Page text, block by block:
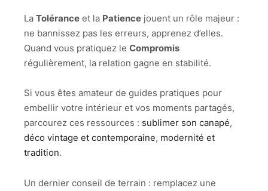
La Tolérance et la Patience jouent un rôle majeur :
ne bannissez pas les erreurs, apprenez d’elles.
Quand vous pratiquez le Compromis
régulièrement, la relation gagne en stabilité.
Si vous êtes amateur de guides pratiques pour
embellir votre intérieur et vos moments partagés,
parcourez ces ressources : sublimer son canapé,
déco vintage et contemporaine, modernité et
tradition.
Un dernier conseil de terrain : remplacez une